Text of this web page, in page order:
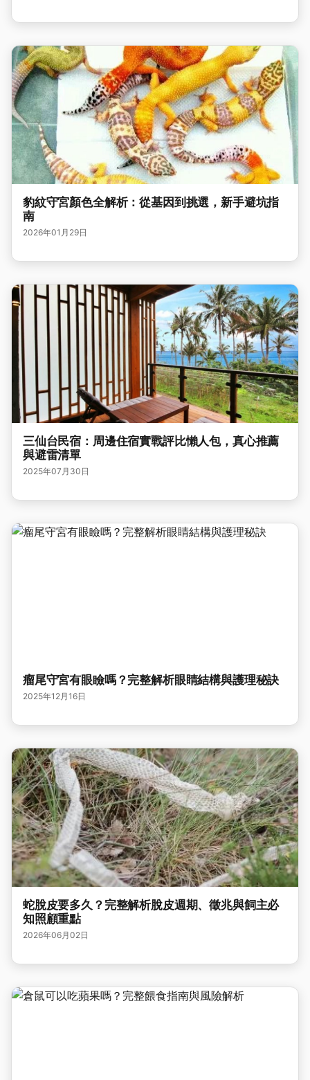
豹紋守宮顏色全解析：從基因到挑選，新手避坑指
南
2026年01月29日
三仙台民宿：周邊住宿實戰評比懶人包，真心推薦
與避雷清單
2025年07月30日
瘤尾守宮有眼瞼嗎？完整解析眼睛結構與護理秘訣
2025年12月16日
蛇脫皮要多久？完整解析脫皮週期、徵兆與飼主必
知照顧重點
2026年06月02日